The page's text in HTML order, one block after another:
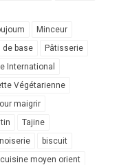
Minceur
de base
Pâtisserie
International
Végétarienne
maigrir
Tajine
biscuit
cuisine moyen orient